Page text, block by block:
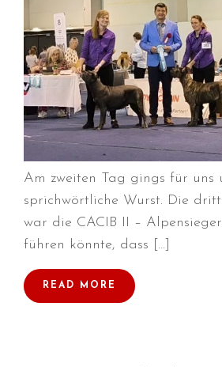
Voller
BIG 2
Juni
Mai
April
Am zweiten Tag gings für uns
sprichwörtliche Wurst. Die
war die CACIB II –
führen könnte, dass […]
READ MORE